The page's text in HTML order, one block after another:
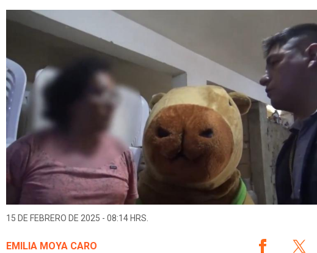
15 DE FEBRERO DE 2025 - 08:14 HRS.
EMILIA MOYA CARO